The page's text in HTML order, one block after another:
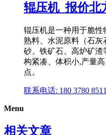
辊压机_报价北
辊压机是一种用于脆
熟料、水泥原料（石
砂、铁矿石、高炉矿
构紧凑、体积小,产量
点。
联系电话: 180 3780 8511
Menu
相关文章